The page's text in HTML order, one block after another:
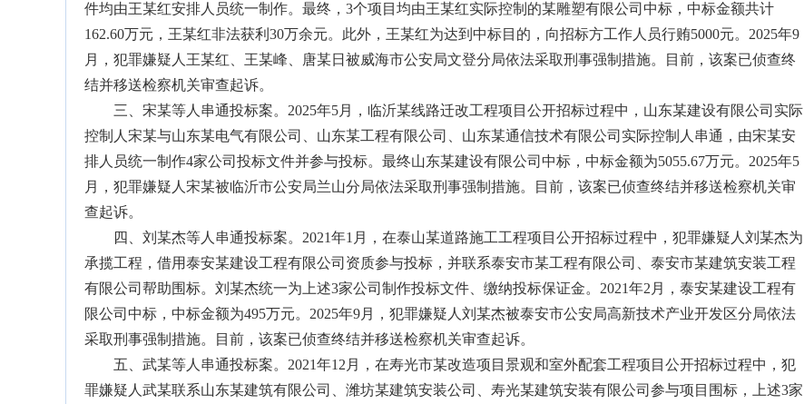
件均由王某红安排人员统一制作。最终，3个项目均由王某红实际控制的某雕塑有限公司中标，中标金额共计
162.60万元，王某红非法获利30万余元。此外，王某红为达到中标目的，向招标方工作人员行贿5000元。2025年9
月，犯罪嫌疑人王某红、王某峰、唐某日被威海市公安局文登分局依法采取刑事强制措施。目前，该案已侦查终
结并移送检察机关审查起诉。
三、宋某等人串通投标案。2025年5月，临沂某线路迁改工程项目公开招标过程中，山东某建设有限公司实际
控制人宋某与山东某电气有限公司、山东某工程有限公司、山东某通信技术有限公司实际控制人串通，由宋某安
排人员统一制作4家公司投标文件并参与投标。最终山东某建设有限公司中标，中标金额为5055.67万元。2025年5
月，犯罪嫌疑人宋某被临沂市公安局兰山分局依法采取刑事强制措施。目前，该案已侦查终结并移送检察机关审
查起诉。
四、刘某杰等人串通投标案。2021年1月，在泰山某道路施工工程项目公开招标过程中，犯罪嫌疑人刘某杰为
承揽工程，借用泰安某建设工程有限公司资质参与投标，并联系泰安市某工程有限公司、泰安市某建筑安装工程
有限公司帮助围标。刘某杰统一为上述3家公司制作投标文件、缴纳投标保证金。2021年2月，泰安某建设工程有
限公司中标，中标金额为495万元。2025年9月，犯罪嫌疑人刘某杰被泰安市公安局高新技术产业开发区分局依法
采取刑事强制措施。目前，该案已侦查终结并移送检察机关审查起诉。
五、武某等人串通投标案。2021年12月，在寿光市某改造项目景观和室外配套工程项目公开招标过程中，犯
罪嫌疑人武某联系山东某建筑有限公司、潍坊某建筑安装公司、寿光某建筑安装有限公司参与项目围标，上述3家